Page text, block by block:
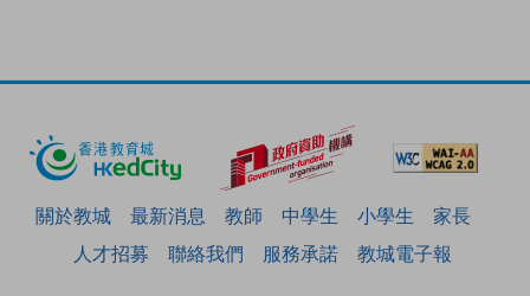
關於教城 最新消息 教師 中學生 小學生
家長
人才招募
聯絡我們 服務承諾 教城電子報